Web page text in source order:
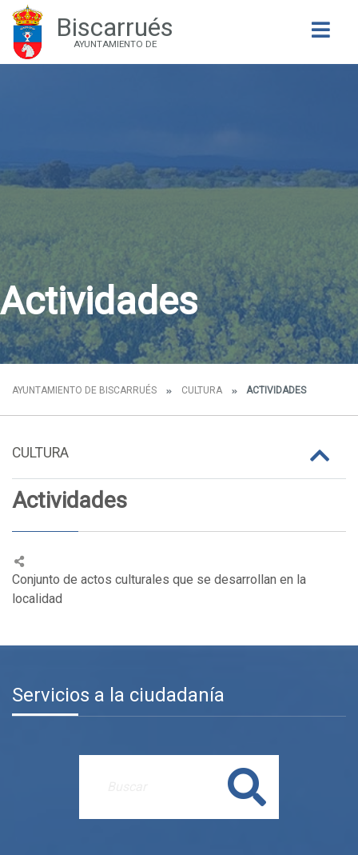
Biscarrués
AYUNTAMIENTO DE
Actividades
AYUNTAMIENTO DE BISCARRUÉS CULTURA ACTIVIDADES
CULTURA
Actividades
Conjunto de actos culturales que se desarrollan en la
localidad
Servicios a la ciudadanía
Buscar